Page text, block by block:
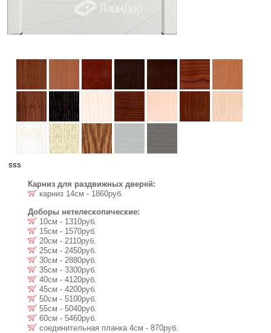
sss
Карниз для раздвижных дверей:
карниз 14см - 1860руб.
Доборы нетелескопические:
10см - 1310руб.
15см - 1570руб.
20см - 2110руб.
25см - 2450руб.
30см - 2880руб.
35см - 3300руб.
40см - 4120руб.
45см - 4200руб.
50см - 5100руб.
55см - 5040руб.
60см - 5460руб.
соединительная планка 4см - 870руб.